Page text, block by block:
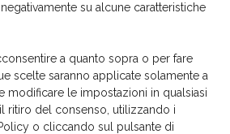
su alcune caratteristiche
a quanto sopra o per fare
scelte saranno applicate solamente a
modificare le impostazioni in qualsiasi
ritiro del consenso, utilizzando i
o cliccando sul pulsante di
stesso autore
Group firma per l’acquisizione del
Snaidero Group